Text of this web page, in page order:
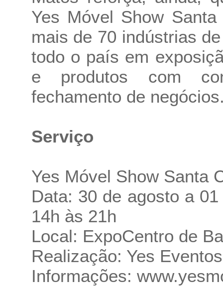
Yes Móvel Show
mais de 70 indústrias
todo o país em
e produtos com
fechamento de
Serviço
Yes Móvel Show Santa
Data: 30 de agosto a
14h às 21h
Local: ExpoCentro de
Realização: Yes Eventos
Informações: